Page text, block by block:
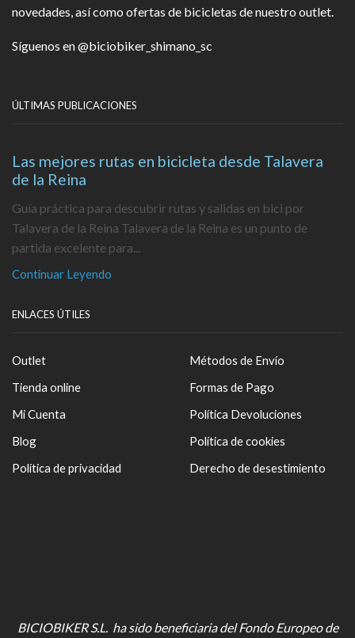
novedades, así como ofertas de bicicletas de nuestro outlet.
Síguenos en@biciobiker_shimano_sc
ÚLTIMAS PUBLICACIONES
Las mejores rutas en bicicleta desde Talavera
de la Reina
Guía práctica para descubrir rutas y salidas en bici por
Talavera de la Reina Talavera de la Reina es un punto de
partida excelente para...
Continuar Leyendo
ENLACES ÚTILES
Outlet
Tienda online
Mi Cuenta
Blog
Política de privacidad
Métodos de Envío
Formas de Pago
Política Devoluciones
Política de cookies
Derecho de desestimiento
BICIOBIKER S.L. ha sido beneficiaria del Fondo Europeo de